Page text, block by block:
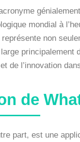
mondial à
non
principalement
de l’innovation
de
part, est une